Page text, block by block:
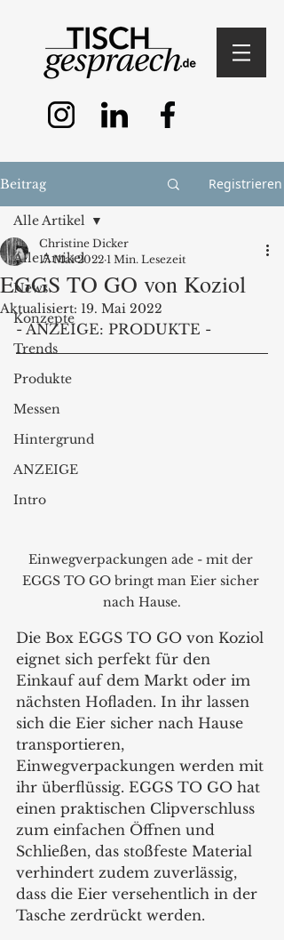
Beitrag Registrieren
Alle Artikel
News
Konzepte
Trends
Produkte
Messen
Hintergrund
ANZEIGE
Intro
Alle Artikel
EGGS TO GO von Koziol
Christine Dicker
17. Mai 2022 1 Min. Lesezeit
Aktualisiert: 19. Mai 2022
- ANZEIGE: PRODUKTE -
Einwegverpackungen ade - mit der
EGGS TO GO bringt man Eier sicher
nach Hause.
Die Box EGGS TO GO von Koziol
eignet sich perfekt für den
Einkauf auf dem Markt oder im
nächsten Hofladen. In ihr lassen
sich die Eier sicher nach Hause
transportieren,
Einwegverpackungen werden mit
ihr überflüssig. EGGS TO GO hat
einen praktischen Clipverschluss
zum einfachen Öffnen und
Schließen, das stoßfeste Material
verhindert zudem zuverlässig,
dass die Eier versehentlich in der
Tasche zerdrückt werden.